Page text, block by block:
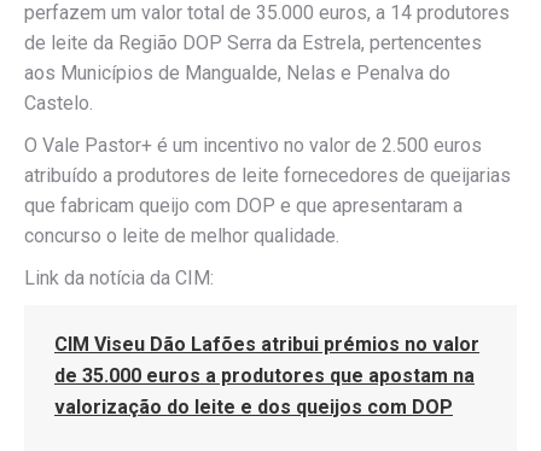
perfazem um valor total de 35.000 euros, a 14 produtores
de leite da Região DOP Serra da Estrela, pertencentes
aos Municípios de Mangualde, Nelas e Penalva do
Castelo.
O Vale Pastor+ é um incentivo no valor de 2.500 euros
atribuído a produtores de leite fornecedores de queijarias
que fabricam queijo com DOP e que apresentaram a
concurso o leite de melhor qualidade.
Link da notícia da CIM:
CIM Viseu Dão Lafões atribui prémios no valor
de 35.000 euros a produtores que apostam na
valorização do leite e dos queijos com DOP